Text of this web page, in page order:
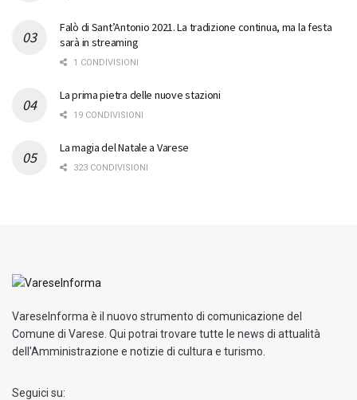
Falò di Sant’Antonio 2021. La tradizione continua, ma la festa
sarà in streaming
1 CONDIVISIONI
La prima pietra delle nuove stazioni
19 CONDIVISIONI
La magia del Natale a Varese
323 CONDIVISIONI
VareseInforma è il nuovo strumento di comunicazione del
Comune di Varese. Qui potrai trovare tutte le news di attualità
dell'Amministrazione e notizie di cultura e turismo.
Seguici su: